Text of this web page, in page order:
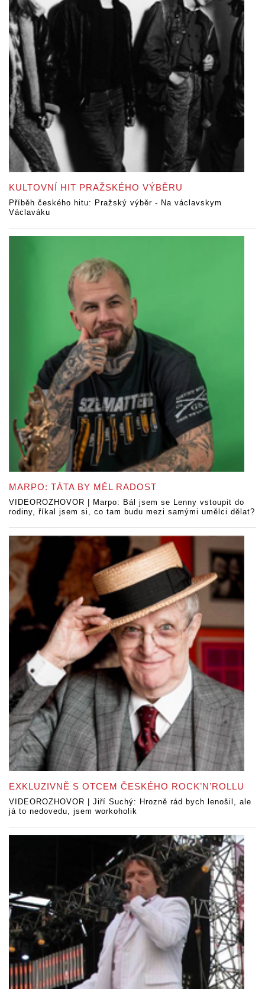
KULTOVNÍ HIT PRAŽSKÉHO VÝBĚRU
Příběh českého hitu: Pražský výběr - Na václavskym
Václaváku
MARPO: TÁTA BY MĚL RADOST
VIDEOROZHOVOR | Marpo: Bál jsem se Lenny vstoupit do
rodiny, říkal jsem si, co tam budu mezi samými umělci dělat?
EXKLUZIVNĚ S OTCEM ČESKÉHO ROCK’N’ROLLU
VIDEOROZHOVOR | Jiří Suchý: Hrozně rád bych lenošil, ale
já to nedovedu, jsem workoholik